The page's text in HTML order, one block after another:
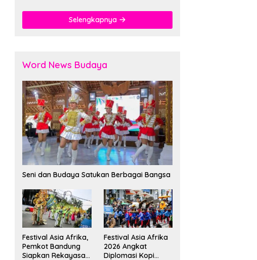
Kekerasan
Selengkapnya
Word News Budaya
Seni dan Budaya Satukan Berbagai Bangsa
Festival Asia Afrika,
Pemkot Bandung
Siapkan Rekayasa
Festival Asia Afrika
2026 Angkat
Diplomasi Kopi